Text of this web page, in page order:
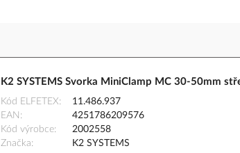
K2 SYSTEMS Svorka MiniClamp MC 30-50mm
Kód ELFETEX
11.486.937
EAN
4251786209576
Kód výrobce
2002558
Značka
K2 SYSTEMS